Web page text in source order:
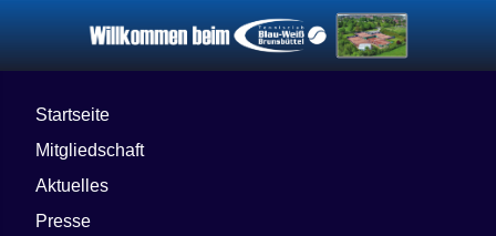
Startseite
Mitgliedschaft
Aktuelles
Presse